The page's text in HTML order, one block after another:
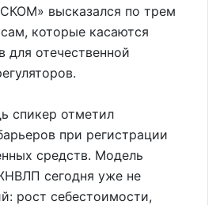
высказался по трем
которые касаются
для отечественной
спикер отметил
при регистрации
средств. Модель
сегодня уже не
рост себестоимости,